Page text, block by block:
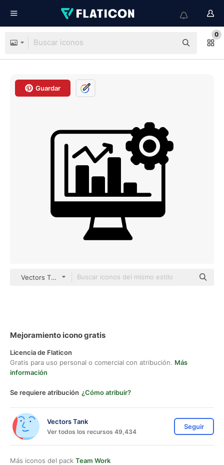
0
Guardar
Vectors Tank black fill
Mejoramiento icono gratis
Licencia de Flaticon
Gratis para uso personal o comercial con atribución. Más
información
Se requiere atribución ¿Cómo atribuir?
Vectors Tank
Ver todos los recursos 49,434
Seguir
Más iconos del pack Team Work